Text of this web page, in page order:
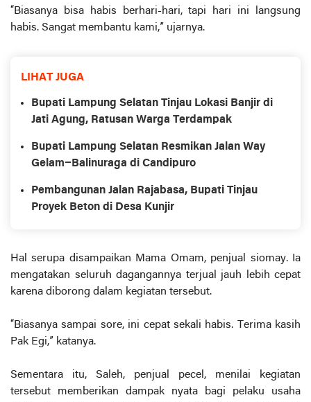
“Biasanya bisa habis berhari-hari, tapi hari ini langsung
habis. Sangat membantu kami,” ujarnya.
LIHAT JUGA
Bupati Lampung Selatan Tinjau Lokasi Banjir di
Jati Agung, Ratusan Warga Terdampak
Bupati Lampung Selatan Resmikan Jalan Way
Gelam–Balinuraga di Candipuro
Pembangunan Jalan Rajabasa, Bupati Tinjau
Proyek Beton di Desa Kunjir
Hal serupa disampaikan Mama Omam, penjual siomay. Ia
mengatakan seluruh dagangannya terjual jauh lebih cepat
karena diborong dalam kegiatan tersebut.
“Biasanya sampai sore, ini cepat sekali habis. Terima kasih
Pak Egi,” katanya.
Sementara itu, Saleh, penjual pecel, menilai kegiatan
tersebut memberikan dampak nyata bagi pelaku usaha